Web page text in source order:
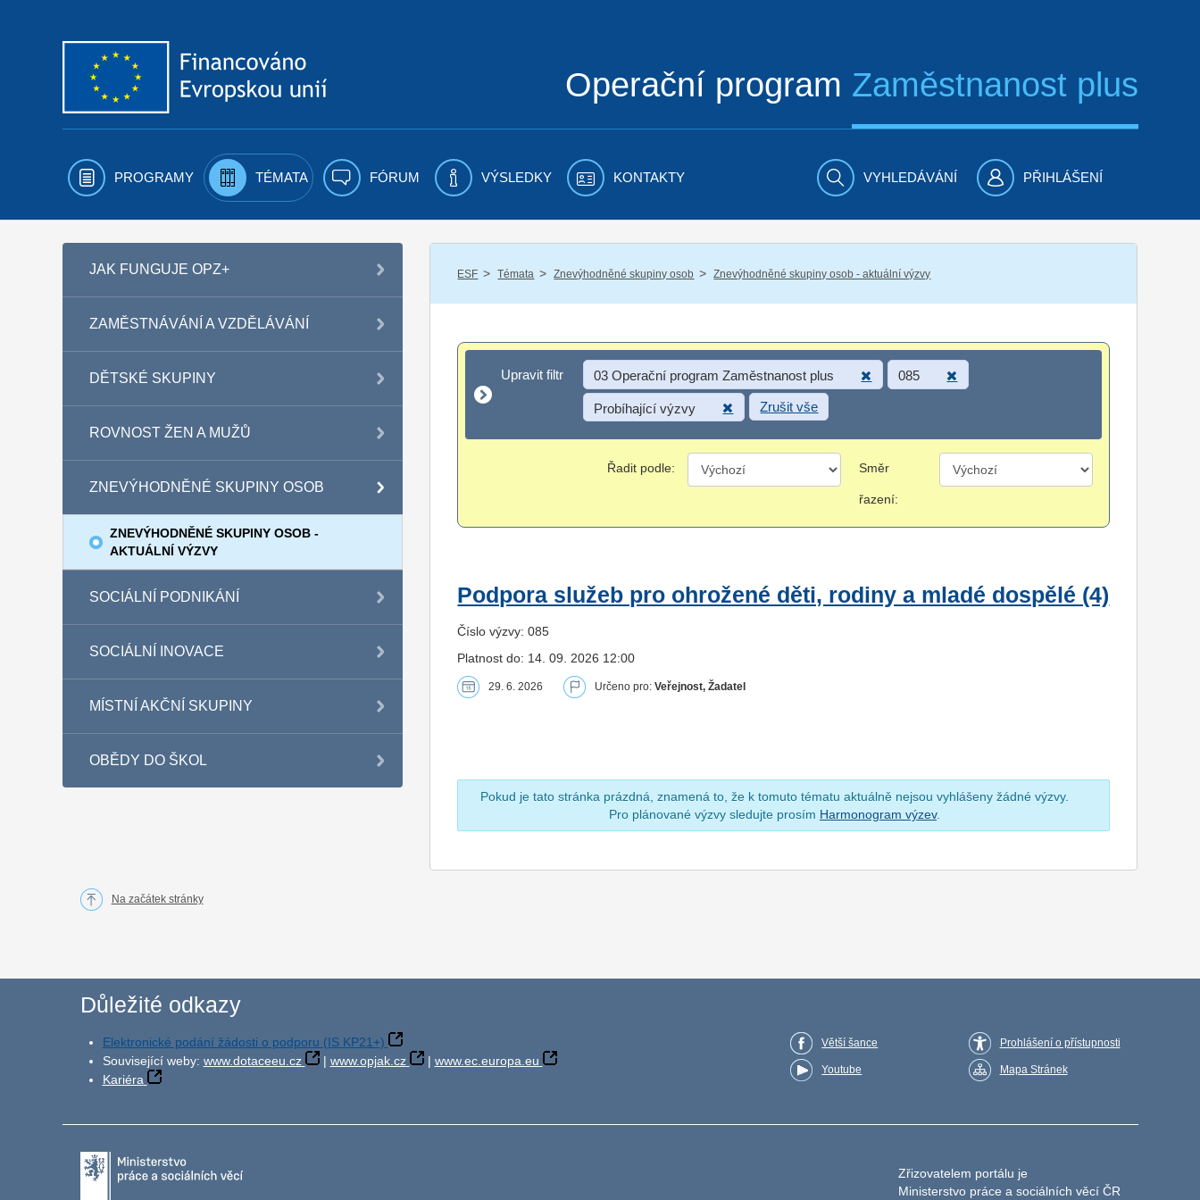
Operační program Zaměstnanost plus
PROGRAMY TÉMATA FÓRUM VÝSLEDKY KONTAKTY VYHLEDÁVÁNÍ PŘIHLÁŠENÍ
JAK FUNGUJE OPZ+
ZAMĚSTNÁVÁNÍ A VZDĚLÁVÁNÍ
DĚTSKÉ SKUPINY
ROVNOST ŽEN A MUŽŮ
ZNEVÝHODNĚNÉ SKUPINY OSOB
ZNEVÝHODNĚNÉ SKUPINY OSOB -
AKTUÁLNÍ VÝZVY
SOCIÁLNÍ PODNIKÁNÍ
SOCIÁLNÍ INOVACE
MÍSTNÍ AKČNÍ SKUPINY
OBĚDY DO ŠKOL
ESF / Témata / Znevýhodněné skupiny osob / Znevýhodněné skupiny osob - aktuální výzvy
Upravit filtr
Upravit filtr 03 Operační program Zaměstnanost plus 085
Probíhající výzvy Zrušit vše
Řadit podle: Směr
řazení:
Podpora služeb pro ohrožené děti, rodiny a mladé dospělé (4)
Číslo výzvy: 085
Platnost do: 14. 09. 2026 12:00
29. 6. 2026 Určeno pro:Veřejnost, Žadatel
Pokud je tato stránka prázdná, znamená to, že k tomuto tématu aktuálně nejsou vyhlášeny žádné výzvy.
Pro plánované výzvy sledujte prosím Harmonogram výzev.
Na začátek stránky
Důležité odkazy
Elektronické podání žádosti o podporu (IS KP21+)
Související weby: www.dotaceeu.cz | www.opjak.cz | www.ec.europa.eu
Kariéra
Větší šance
Youtube
Prohlášení o přístupnosti
Mapa Stránek
Zřizovatelem portálu je
Ministerstvo práce a sociálních věcí ČR